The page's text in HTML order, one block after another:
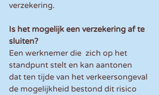
verzekering.
Is het mogelijk een verzekering af te
sluiten?
Een werknemer die  zich op het
standpunt stelt en kan aantonen
dat ten tijde van het verkeersongeval
de mogelijkheid bestond dit risico